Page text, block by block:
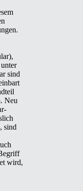
sind
Neu
sind
wird,